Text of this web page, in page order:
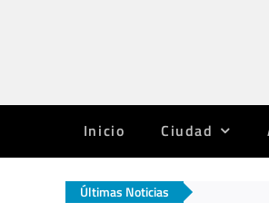
Inicio Ciudad
Últimas Noticias